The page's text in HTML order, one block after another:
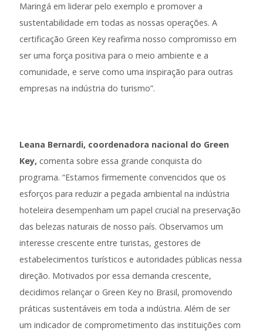
Maringá em liderar pelo exemplo e promover a
sustentabilidade em todas as nossas operações. A
certificação Green Key reafirma nosso compromisso em
ser uma força positiva para o meio ambiente e a
comunidade, e serve como uma inspiração para outras
empresas na indústria do turismo”.
Leana Bernardi, coordenadora nacional do Green
Key, comenta sobre essa grande conquista do
programa. “Estamos firmemente convencidos que os
esforços para reduzir a pegada ambiental na indústria
hoteleira desempenham um papel crucial na preservação
das belezas naturais de nosso país. Observamos um
interesse crescente entre turistas, gestores de
estabelecimentos turísticos e autoridades públicas nessa
direção. Motivados por essa demanda crescente,
decidimos relançar o Green Key no Brasil, promovendo
práticas sustentáveis em toda a indústria. Além de ser
um indicador de comprometimento das instituições com